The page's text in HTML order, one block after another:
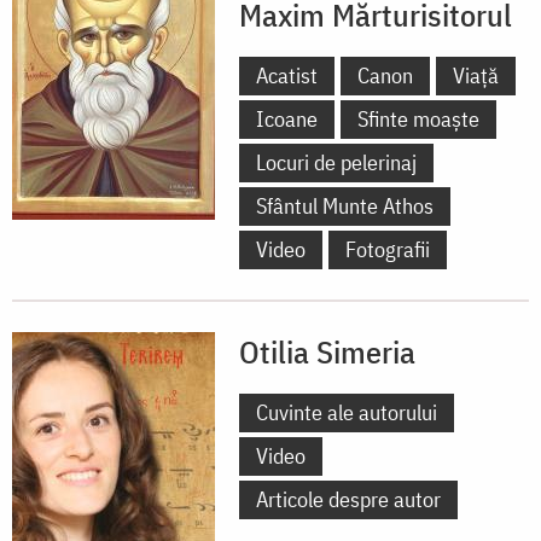
Maxim Mărturisitorul
Acatist Canon
Viață
Icoane
Sfinte moaște
Locuri de pelerinaj
Sfântul Munte Athos
Video
Fotografii
Otilia Simeria
Cuvinte ale autorului
Video
Articole despre autor